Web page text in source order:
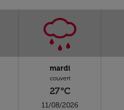
mardi
couvert
27°C
11/08/2026